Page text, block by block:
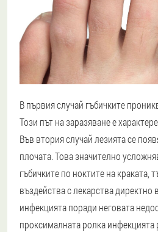
В първия случай гъбичките
Този път на заразяване е
Във втория случай лезията се
плочата. Това значително
гъбичките по ноктите на краката,
въздейства с лекарства директно
инфекцията поради неговата
проксималната ролка инфекцията